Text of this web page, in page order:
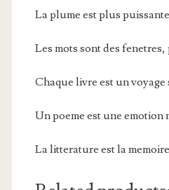
La plume est plus
Les mots sont des fenetres,
Chaque livre est un voyage
Un poeme est une emotion
La litterature est la